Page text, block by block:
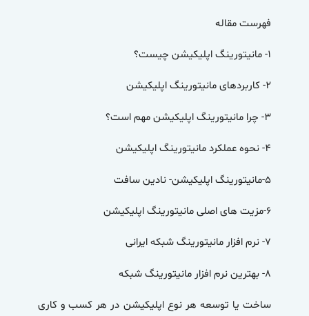
فهرست مقاله
۱- مانیتورینگ اپلیکیشن چیست؟
۲- کاربردهای مانیتورینگ اپلیکیشن
۳- چرا مانیتورینگ اپلیکیشن مهم است؟
۴- نحوه عملکرد مانیتورینگ اپلیکیشن
۵-مانیتورینگ اپلیکیشن- نادین سافت
۶-مزیت های اصلی مانیتورینگ اپلیکیشن
۷- نرم افزار مانیتورینگ شبکه ایرانی
۸- بهترین نرم افزار مانیتورینگ شبکه
ساخت یا توسعه هر نوع اپلیکیشن در هر کسب و کاری